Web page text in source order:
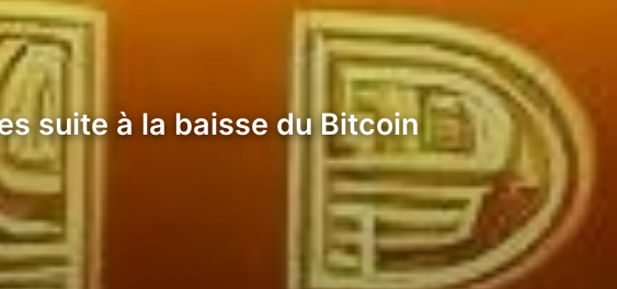
suite à la baisse du Bitcoin